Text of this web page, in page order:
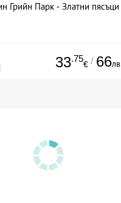
Грийн Парк - Златни пясъци
33.75
€ / 66лв.